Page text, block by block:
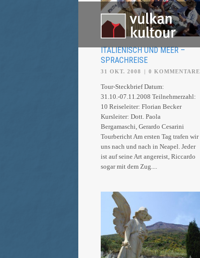
ITALIENISCH UND MEER –
SPRACHREISE
31 OKT. 2008 | 0 KOMMENTARE
Tour-Steckbrief Datum:
31.10.-07.11.2008 Teilnehmerzahl:
10 Reiseleiter: Florian Becker
Kursleiter: Dott. Paola
Bergamaschi, Gerardo Cesarini
Tourbericht Am ersten Tag trafen wir
uns nach und nach in Neapel. Jeder
ist auf seine Art angereist, Riccardo
sogar mit dem Zug....